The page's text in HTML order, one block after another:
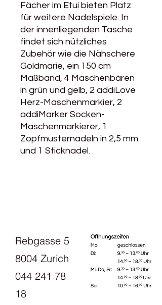
Fächer im Etui bieten Platz
für weitere Nadelspiele. In
der innenliegenden Tasche
findet sich nützliches
Zubehör wie die Nähschere
Goldmarie, ein 150 cm
Maßband, 4 Maschenbären
in grün und gelb, 2 addiLove
Herz-Maschenmarkier, 2
addiMarker Socken-
Maschenmarkierer, 1
Zopfmusternadeln in 2,5 mm
und 1 Sticknadel.
Rebgasse 5
8004 Zurich
044 241 78
18